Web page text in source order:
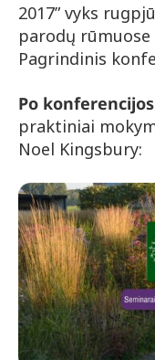
2017” vyks
parodų rūmuose
Pagrindinis
Po
praktiniai
Noel Kingsbury: